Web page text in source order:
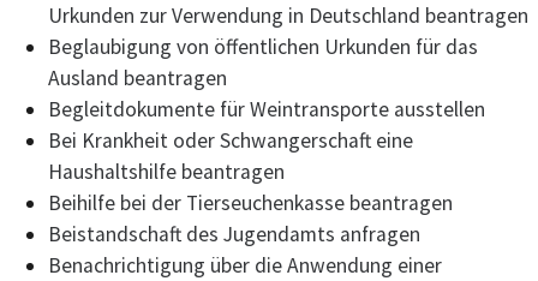
Urkunden zur Verwendung in Deutschland beantragen
Beglaubigung von öffentlichen Urkunden für das
Ausland beantragen
Begleitdokumente für Weintransporte ausstellen
Bei Krankheit oder Schwangerschaft eine
Haushaltshilfe beantragen
Beihilfe bei der Tierseuchenkasse beantragen
Beistandschaft des Jugendamts anfragen
Benachrichtigung über die Anwendung einer